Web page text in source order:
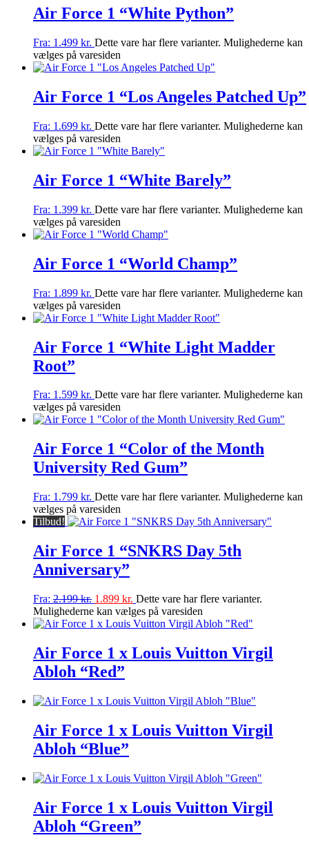
Air Force 1 “White Python”
Fra: 1.499 kr. Dette vare har flere varianter. Mulighederne kan
vælges på varesiden
Air Force 1 “Los Angeles Patched Up”
Fra: 1.699 kr. Dette vare har flere varianter. Mulighederne kan
vælges på varesiden
Air Force 1 “White Barely”
Fra: 1.399 kr. Dette vare har flere varianter. Mulighederne kan
vælges på varesiden
Air Force 1 “World Champ”
Fra: 1.899 kr. Dette vare har flere varianter. Mulighederne kan
vælges på varesiden
Air Force 1 “White Light Madder
Root”
Fra: 1.599 kr. Dette vare har flere varianter. Mulighederne kan
vælges på varesiden
Air Force 1 “Color of the Month
University Red Gum”
Fra: 1.799 kr. Dette vare har flere varianter. Mulighederne kan
vælges på varesiden
Tilbud!
Air Force 1 “SNKRS Day 5th
Anniversary”
Fra: 2.199kr. 1.899 kr. Dette vare har flere varianter.
Mulighederne kan vælges på varesiden
Air Force 1 x Louis Vuitton Virgil
Abloh “Red”
Air Force 1 x Louis Vuitton Virgil
Abloh “Blue”
Air Force 1 x Louis Vuitton Virgil
Abloh “Green”